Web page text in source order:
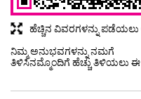
ಹೆಚ್ಚಿನ ವಿವರಗಳನ್ನು
ನಿಮ್ಮ ಅನುಭವಗಳನ್ನು ನಮಗೆ
ತಿಳಿಸಿನಮ್ಮೊಂದಿಗೆ ಹೆಚ್ಚು ತಿಳಿಯಲು